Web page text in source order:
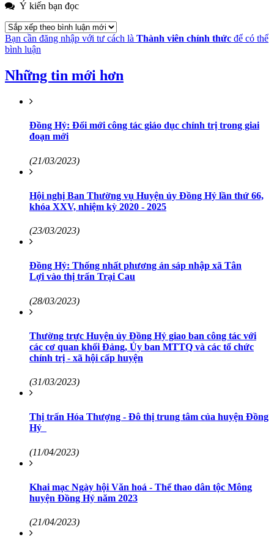
Ý kiến bạn đọc
Bạn cần đăng nhập với tư cách là Thành viên chính thức để có thể
bình luận
Những tin mới hơn
Đồng Hỷ: Đổi mới công tác giáo dục chính trị trong giai
đoạn mới
(21/03/2023)
Hội nghị Ban Thường vụ Huyện ủy Đồng Hỷ lần thứ 66,
khóa XXV, nhiệm kỳ 2020 - 2025
(23/03/2023)
Đồng Hỷ: Thống nhất phương án sáp nhập xã Tân
Lợi vào thị trấn Trại Cau
(28/03/2023)
Thường trực Huyện ủy Đồng Hỷ giao ban công tác với
các cơ quan khối Đảng, Ủy ban MTTQ và các tổ chức
chính trị - xã hội cấp huyện
(31/03/2023)
Thị trấn Hóa Thượng - Đô thị trung tâm của huyện Đồng
Hỷ
(11/04/2023)
Khai mạc Ngày hội Văn hoá - Thể thao dân tộc Mông
huyện Đồng Hỷ năm 2023
(21/04/2023)